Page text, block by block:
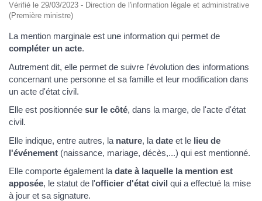
Vérifié le 29/03/2023 - Direction de l'information légale et administrative
(Première ministre)
La mention marginale est une information qui permet de
compléter un acte.
Autrement dit, elle permet de suivre l'évolution des informations
concernant une personne et sa famille et leur modification dans
un acte d'état civil.
Elle est positionnée sur le côté, dans la marge, de l'acte d'état
civil.
Elle indique, entre autres, la nature, la date et le lieu de
l'événement (naissance, mariage, décès,...) qui est mentionné.
Elle comporte également la date à laquelle la mention est
apposée, le statut de l'officier d'état civil qui a effectué la mise
à jour et sa signature.